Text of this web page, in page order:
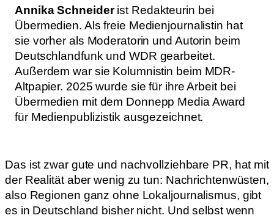
Annika Schneiderist Redakteurin bei
Übermedien. Als freie Medienjournalistin hat
sie vorher als Moderatorin und Autorin beim
Deutschlandfunk und WDR gearbeitet.
Außerdem war sie Kolumnistin beim MDR-
Altpapier. 2025 wurde sie für ihre Arbeit bei
Übermedien mit dem Donnepp Media Award
für Medienpublizistik ausgezeichnet.
Das ist zwar gute und nachvollziehbare PR, hat mit
der Realität aber wenig zu tun: Nachrichtenwüsten,
also Regionen ganz ohne Lokaljournalismus, gibt
es in Deutschland bisher nicht. Und selbst wenn